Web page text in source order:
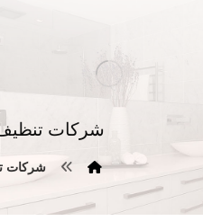
شركات
شركات